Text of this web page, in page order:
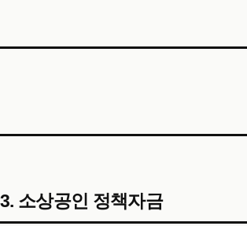
3. 소상공인 정책자금